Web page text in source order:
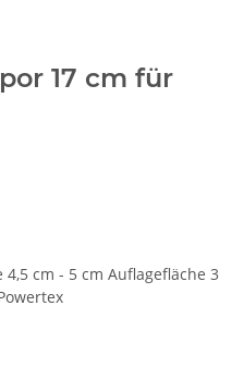
17 cm für
cm - 5 cm Auflagefläche 3